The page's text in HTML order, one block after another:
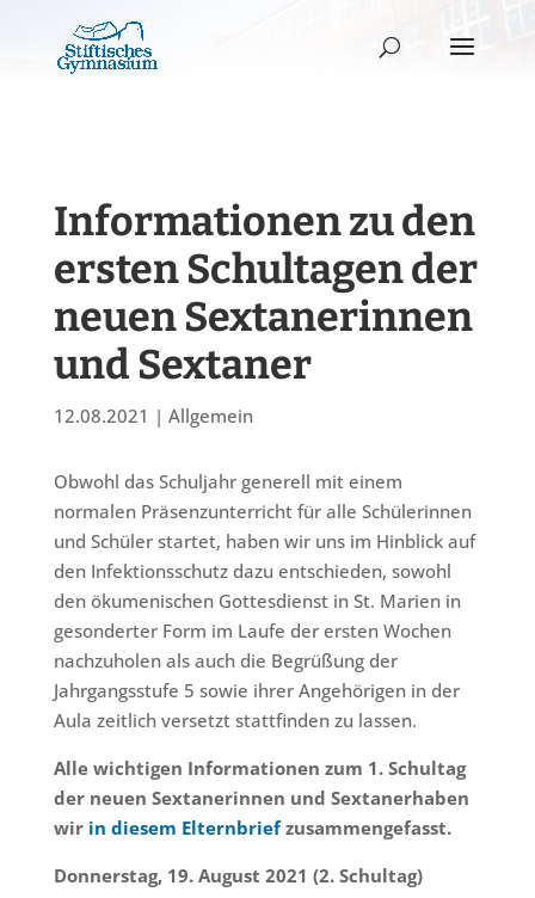
Informationen zu den
ersten Schultagen der
neuen Sextanerinnen
und Sextaner
12.08.2021 | Allgemein
Obwohl das Schuljahr generell mit einem
normalen Präsenzunterricht für alle Schülerinnen
und Schüler startet, haben wir uns im Hinblick auf
den Infektionsschutz dazu entschieden, sowohl
den ökumenischen Gottesdienst in St. Marien in
gesonderter Form im Laufe der ersten Wochen
nachzuholen als auch die Begrüßung der
Jahrgangsstufe 5 sowie ihrer Angehörigen in der
Aula zeitlich versetzt stattfinden zu lassen.
Alle wichtigen Informationen zum 1. Schultag
der neuen Sextanerinnen und Sextanerhaben
wir in diesem Elternbriefzusammengefasst.
Donnerstag, 19. August 2021 (2. Schultag)